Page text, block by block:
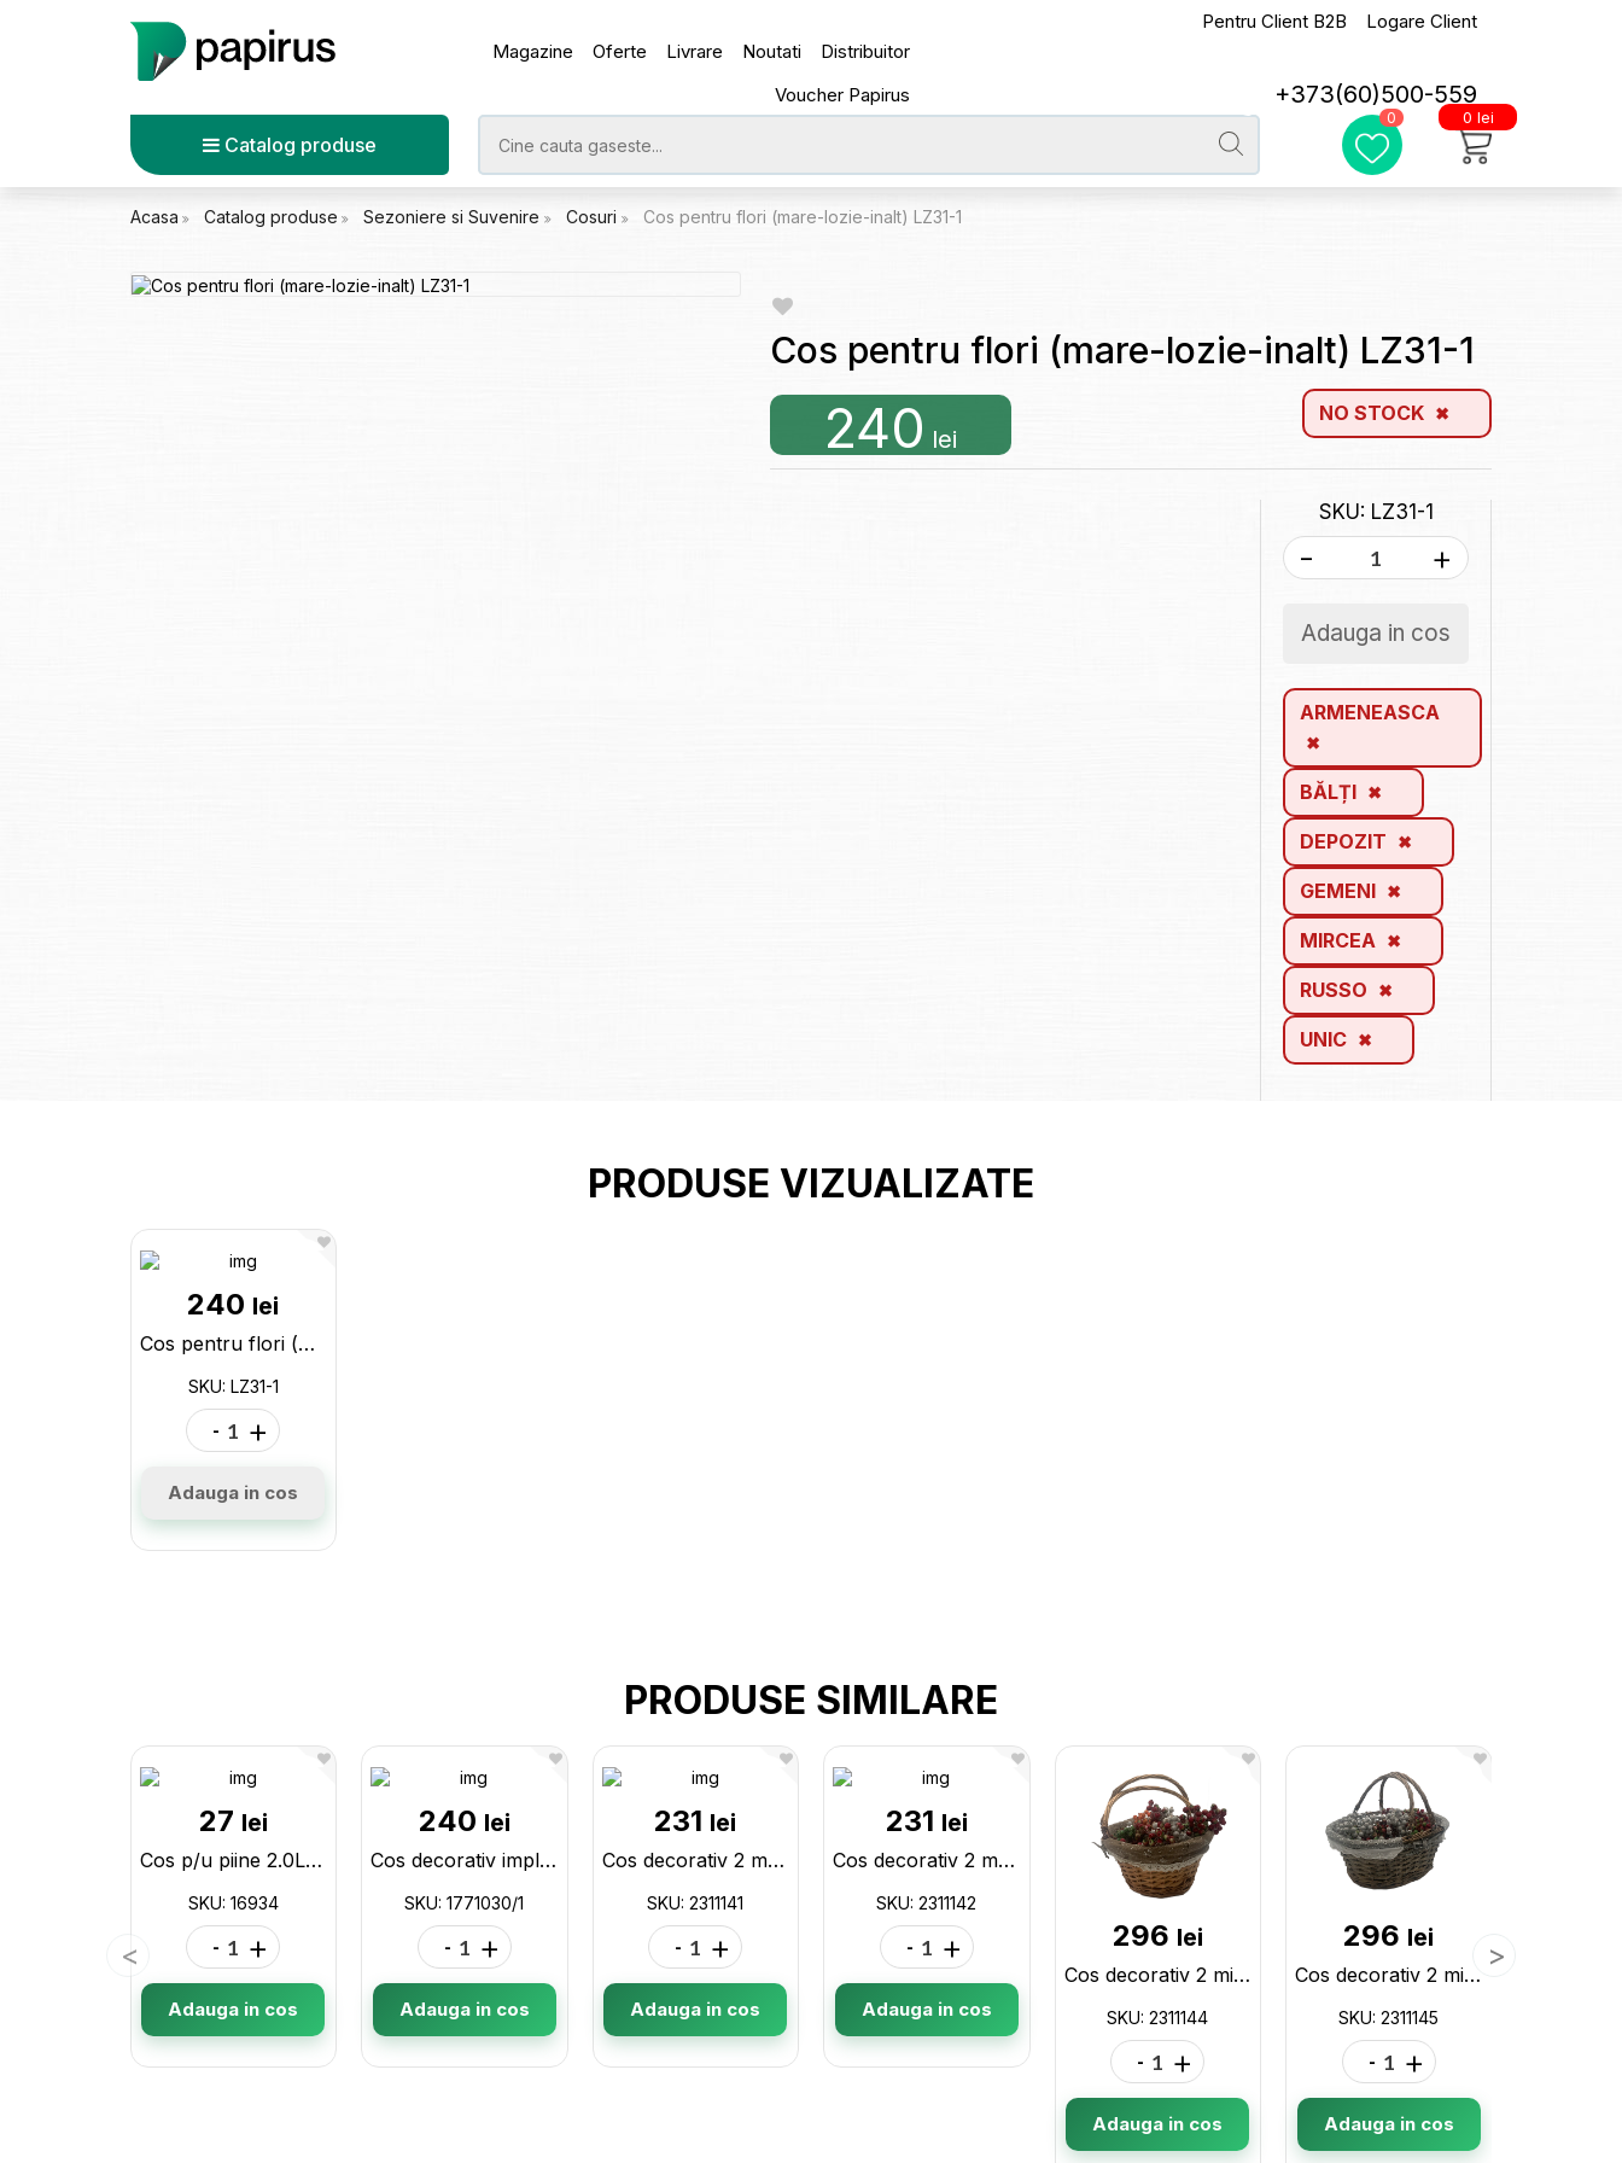
Magazine Oferte Livrare Noutati
Distribuitor
Voucher Papirus
Pentru Client B2B Logare Client
+373(60)500-559
Catalog produse
0 0 lei
Acasa Catalog produse Sezoniere si Suvenire Cosuri Cos pentru flori (mare-lozie-inalt) LZ31-1
Cos pentru flori (mare-lozie-inalt) LZ31-1
240 lei
NO STOCK
SKU: LZ31-1
- +
Adauga in cos
ARMENEASCA
BĂLȚI
DEPOZIT
GEMENI
MIRCEA
RUSSO
UNIC
PRODUSE VIZUALIZATE
240 lei
Cos pentru flori (mare-lozie-inalt) LZ31-1
SKU: LZ31-1
- +
Adauga in cos
PRODUSE SIMILARE
27 lei
Cos p/u piine 2.0L Rattan 05207 16934
SKU: 16934
- +
Adauga in cos
240 lei
Cos decorativ impletita mic 1771030/1
SKU: 1771030/1
- +
Adauga in cos
231 lei
Cos decorativ 2 manere oval cafeniu 2311141
SKU: 2311141
- +
Adauga in cos
231 lei
Cos decorativ 2 manere oval cafeniu inchis 2311142
SKU: 2311142
- +
Adauga in cos
296 lei
Cos decorativ 2 minere+stofa 2311144
SKU: 2311144
- +
Adauga in cos
296 lei
Cos decorativ 2 minere+stofa 2311145
SKU: 2311145
- +
Adauga in cos